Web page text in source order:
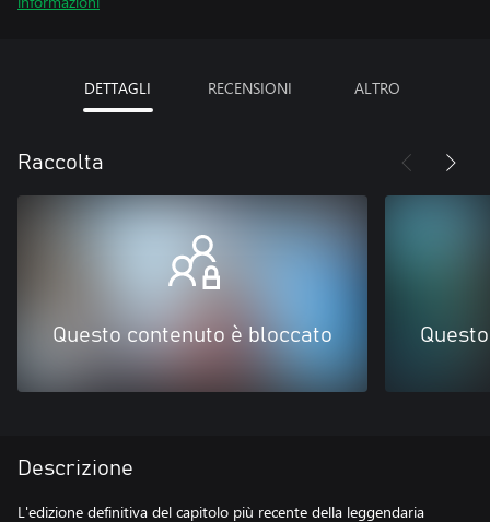
DETTAGLI RECENSIONI ALTRO
Raccolta
Questo contenuto è bloccato
Descrizione
L'edizione definitiva del capitolo più recente della leggendaria